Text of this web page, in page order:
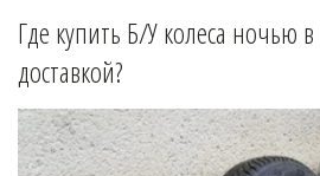
Где купить Б/У колеса ночью в
доставкой?